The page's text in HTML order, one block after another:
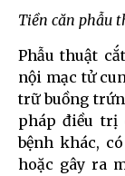
Tiền căn phẫu
Phẫu thuật
nội mạc tử
trữ buồng
pháp điều trị
bệnh khác,
hoặc gây ra